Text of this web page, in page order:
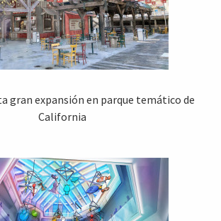
gran expansión en parque temático de
California